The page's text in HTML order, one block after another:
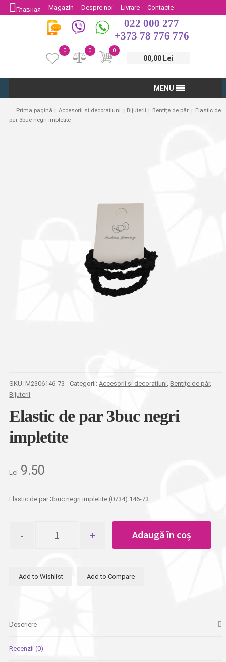
Главная Magazin Despre noi Livrare
Contacte
Protectia Consumatorului
Întoarcere
022 000 277
+373 78 776 776
0
00,00 Lei
0
0
MENU
Prima pagină Accesorii si decoratiuni Bijuterii Bentițe de păr
Elastic de
par 3buc negri impletite
SKU: M2306146-73 Categorii:Accesorii si decoratiuni, Bentițe de păr,
Bijuterii
Elastic de par 3buc negri
impletite
Lei 9.50
Elastic de par 3buc negri impletite (0734) 146-73
Elastic
negri
Adaugă în coș
Add to Wishlist Add to Compare
Descriere
Recenzii (0)